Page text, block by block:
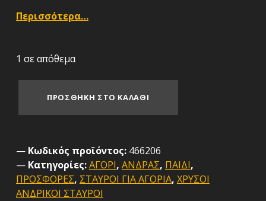
Περισσότερα…
1 σε απόθεμα
ΠΡΟΣΘΉΚΗ ΣΤΟ ΚΑΛΆΘΙ
Κωδικός προϊόντος: 466206
Κατηγορίες:ΑΓΟΡΙ, ΑΝΔΡΑΣ, ΠΑΙΔΙ,
ΠΡΟΣΦΟΡΕΣ, ΣΤΑΥΡΟΙ ΓΙΑ ΑΓΟΡΙΑ, ΧΡΥΣΟΙ
ΑΝΔΡΙΚΟΙ ΣΤΑΥΡΟΙ